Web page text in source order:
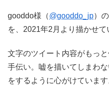
gooddo様（@gooddo_jp）
を、2021年2月より描かせて
文字のツイート内容がもっ
手伝い。嘘を描いてしまわ
をするように心がけています